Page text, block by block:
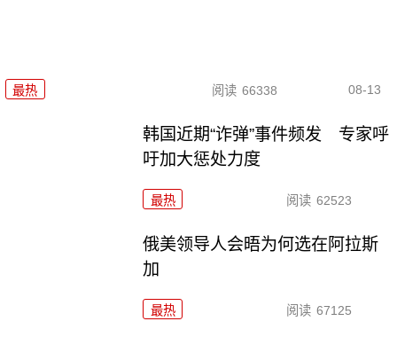
最热 阅读 66338 08-13
韩国近期“诈弹”事件频发 专家呼
吁加大惩处力度
最热 阅读 62523
俄美领导人会晤为何选在阿拉斯
加
最热 阅读 67125